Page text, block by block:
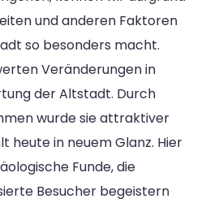
und anderen Faktoren
so besonders macht.
Veränderungen in
der Altstadt. Durch
wurde sie attraktiver
heute in neuem Glanz. Hier
Funde, die
Besucher begeistern